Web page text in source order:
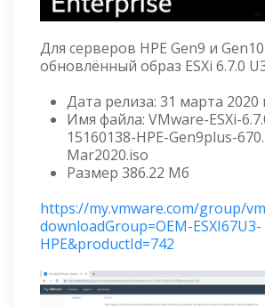
Для серверов HPE Gen9 и
обновлённый образ ESXi 6.7.0
Дата релиза: 31 марта 2020
Имя файла: VMware-ESXi-
15160138-HPE-Gen9plus-
Mar2020.iso
Размер 386.22 Мб
https://my.vmware.com/group/
downloadGroup=OEM-ESXI67U3-
HPE&productId=742